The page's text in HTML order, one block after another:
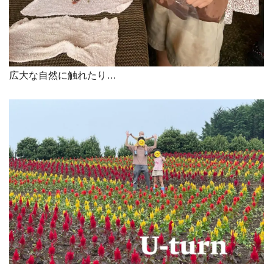
広大な自然に触れたり…